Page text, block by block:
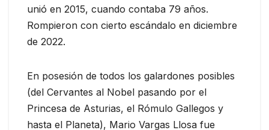
unió en 2015, cuando contaba 79 años.
Rompieron con cierto escándalo en diciembre
de 2022.
En posesión de todos los galardones posibles
(del Cervantes al Nobel pasando por el
Princesa de Asturias, el Rómulo Gallegos y
hasta el Planeta), Mario Vargas Llosa fue